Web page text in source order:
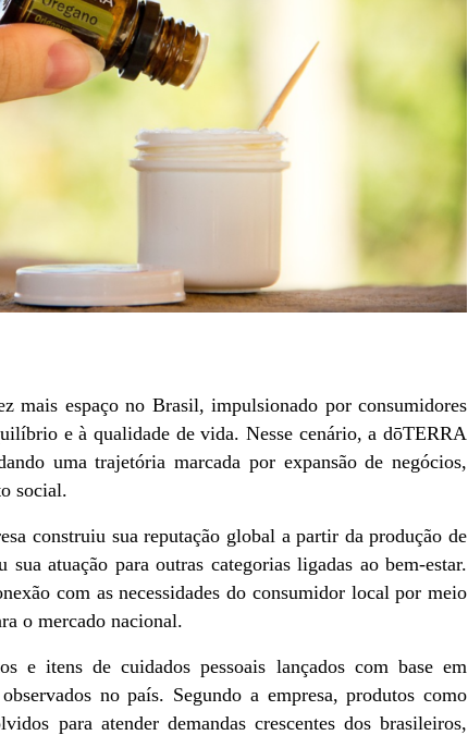
mais espaço no Brasil, impulsionado por consumidores
e à qualidade de vida. Nesse cenário, a dōTERRA
uma trajetória marcada por expansão de negócios,
social.
construiu sua reputação global a partir da produção de
atuação para outras categorias ligadas ao bem-estar.
com as necessidades do consumidor local por meio
o mercado nacional.
e itens de cuidados pessoais lançados com base em
no país. Segundo a empresa, produtos como
para atender demandas crescentes dos brasileiros,